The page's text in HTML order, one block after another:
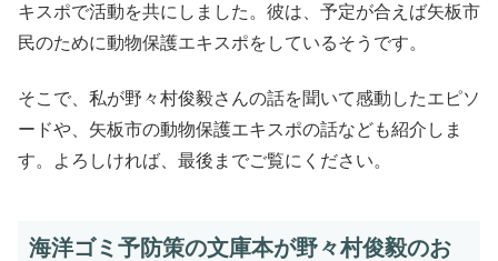
キスポで活動を共にしました。彼は、予定が合えば矢板市
民のために動物保護エキスポをしているそうです。
そこで、私が野々村俊毅さんの話を聞いて感動したエピソ
ードや、矢板市の動物保護エキスポの話なども紹介しま
す。よろしければ、最後までご覧にください。
海洋ゴミ予防策の文庫本が野々村俊毅のお